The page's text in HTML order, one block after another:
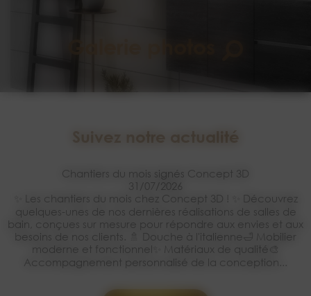
Suivez notre actualité
Chantiers du mois signés Concept 3D
31/07/2026
✨ Les chantiers du mois chez Concept 3D ! ✨ Découvrez
quelques-unes de nos dernières réalisations de salles de
bain, conçues sur mesure pour répondre aux envies et aux
besoins de nos clients. 🚿 Douche à l'italienne🛁 Mobilier
moderne et fonctionnel✨ Matériaux de qualité🎨
Accompagnement personnalisé de la conception...